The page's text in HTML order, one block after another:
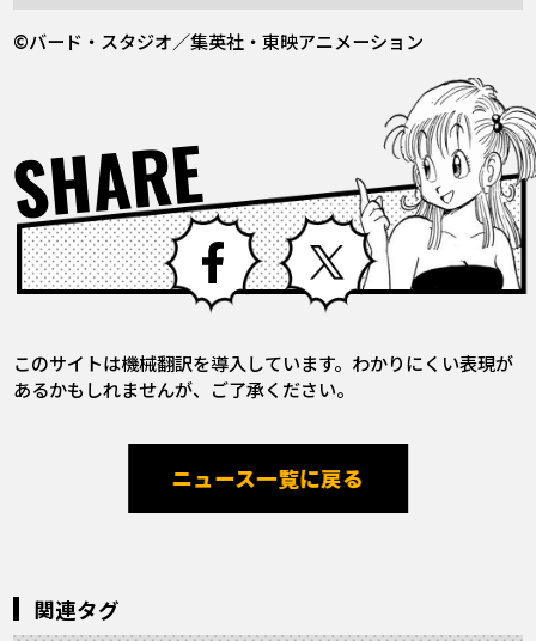
©バード・スタジオ／集英社・東映アニメーション
SHARE Facebook X
このサイトは機械翻訳を導入しています。わかりにくい表現が
あるかもしれませんが、ご了承ください。
ニュース一覧に戻る
関連タグ